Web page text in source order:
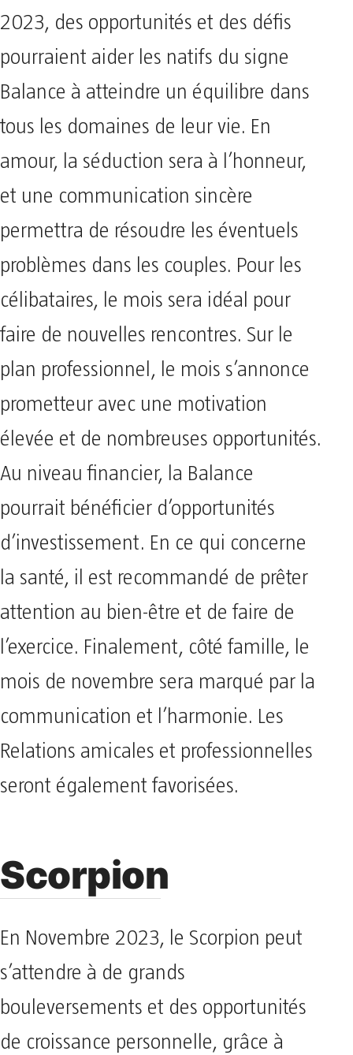
2023, des opportunités et des défis
pourraient aider les natifs du signe
Balance à atteindre un équilibre dans
tous les domaines de leur vie. En
amour, la séduction sera à l’honneur,
et une communication sincère
permettra de résoudre les éventuels
problèmes dans les couples. Pour les
célibataires, le mois sera idéal pour
faire de nouvelles rencontres. Sur le
plan professionnel, le mois s’annonce
prometteur avec une motivation
élevée et de nombreuses opportunités.
Au niveau financier, la Balance
pourrait bénéficier d’opportunités
d’investissement. En ce qui concerne
la santé, il est recommandé de prêter
attention au bien-être et de faire de
l’exercice. Finalement, côté famille, le
mois de novembre sera marqué par la
communication et l’harmonie. Les
Relations amicales et professionnelles
seront également favorisées.
Scorpion
En Novembre 2023, le Scorpion peut
s’attendre à de grands
bouleversements et des opportunités
de croissance personnelle, grâce à